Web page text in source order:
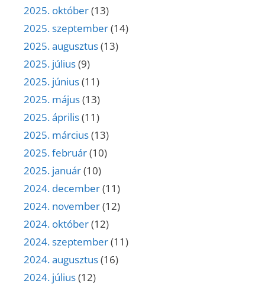
2025. október(13)
2025. szeptember(14)
2025. augusztus(13)
2025. július(9)
2025. június(11)
2025. május(13)
2025. április(11)
2025. március(13)
2025. február(10)
2025. január(10)
2024. december(11)
2024. november(12)
2024. október(12)
2024. szeptember(11)
2024. augusztus(16)
2024. július(12)